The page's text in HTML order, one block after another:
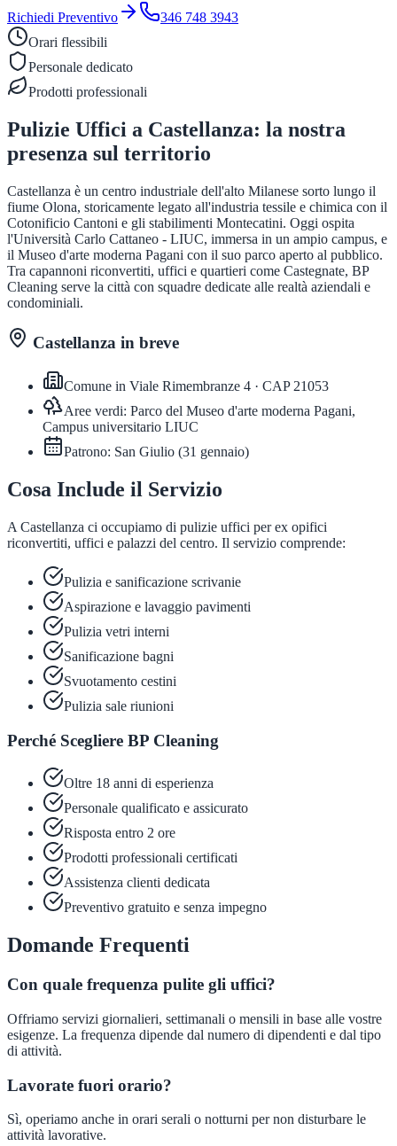
Richiedi Preventivo
346 748 3943
Orari flessibili
Personale dedicato
Prodotti professionali
Pulizie Uffici a Castellanza: la nostra
presenza sul territorio
Castellanza è un centro industriale dell'alto Milanese sorto lungo il
fiume Olona, storicamente legato all'industria tessile e chimica con il
Cotonificio Cantoni e gli stabilimenti Montecatini. Oggi ospita
l'Università Carlo Cattaneo - LIUC, immersa in un ampio campus, e
il Museo d'arte moderna Pagani con il suo parco aperto al pubblico.
Tra capannoni riconvertiti, uffici e quartieri come Castegnate, BP
Cleaning serve la città con squadre dedicate alle realtà aziendali e
condominiali.
Castellanza in breve
Comune in Viale Rimembranze 4 · CAP 21053
Aree verdi: Parco del Museo d'arte moderna Pagani,
Campus universitario LIUC
Patrono: San Giulio (31 gennaio)
Cosa Include il Servizio
A Castellanza ci occupiamo di pulizie uffici per ex opifici
riconvertiti, uffici e palazzi del centro. Il servizio comprende:
Pulizia e sanificazione scrivanie
Aspirazione e lavaggio pavimenti
Pulizia vetri interni
Sanificazione bagni
Svuotamento cestini
Pulizia sale riunioni
Perché Scegliere BP Cleaning
Oltre 18 anni di esperienza
Personale qualificato e assicurato
Risposta entro 2 ore
Prodotti professionali certificati
Assistenza clienti dedicata
Preventivo gratuito e senza impegno
Domande Frequenti
Con quale frequenza pulite gli uffici?
Offriamo servizi giornalieri, settimanali o mensili in base alle vostre
esigenze. La frequenza dipende dal numero di dipendenti e dal tipo
di attività.
Lavorate fuori orario?
Sì, operiamo anche in orari serali o notturni per non disturbare le
attività lavorative.